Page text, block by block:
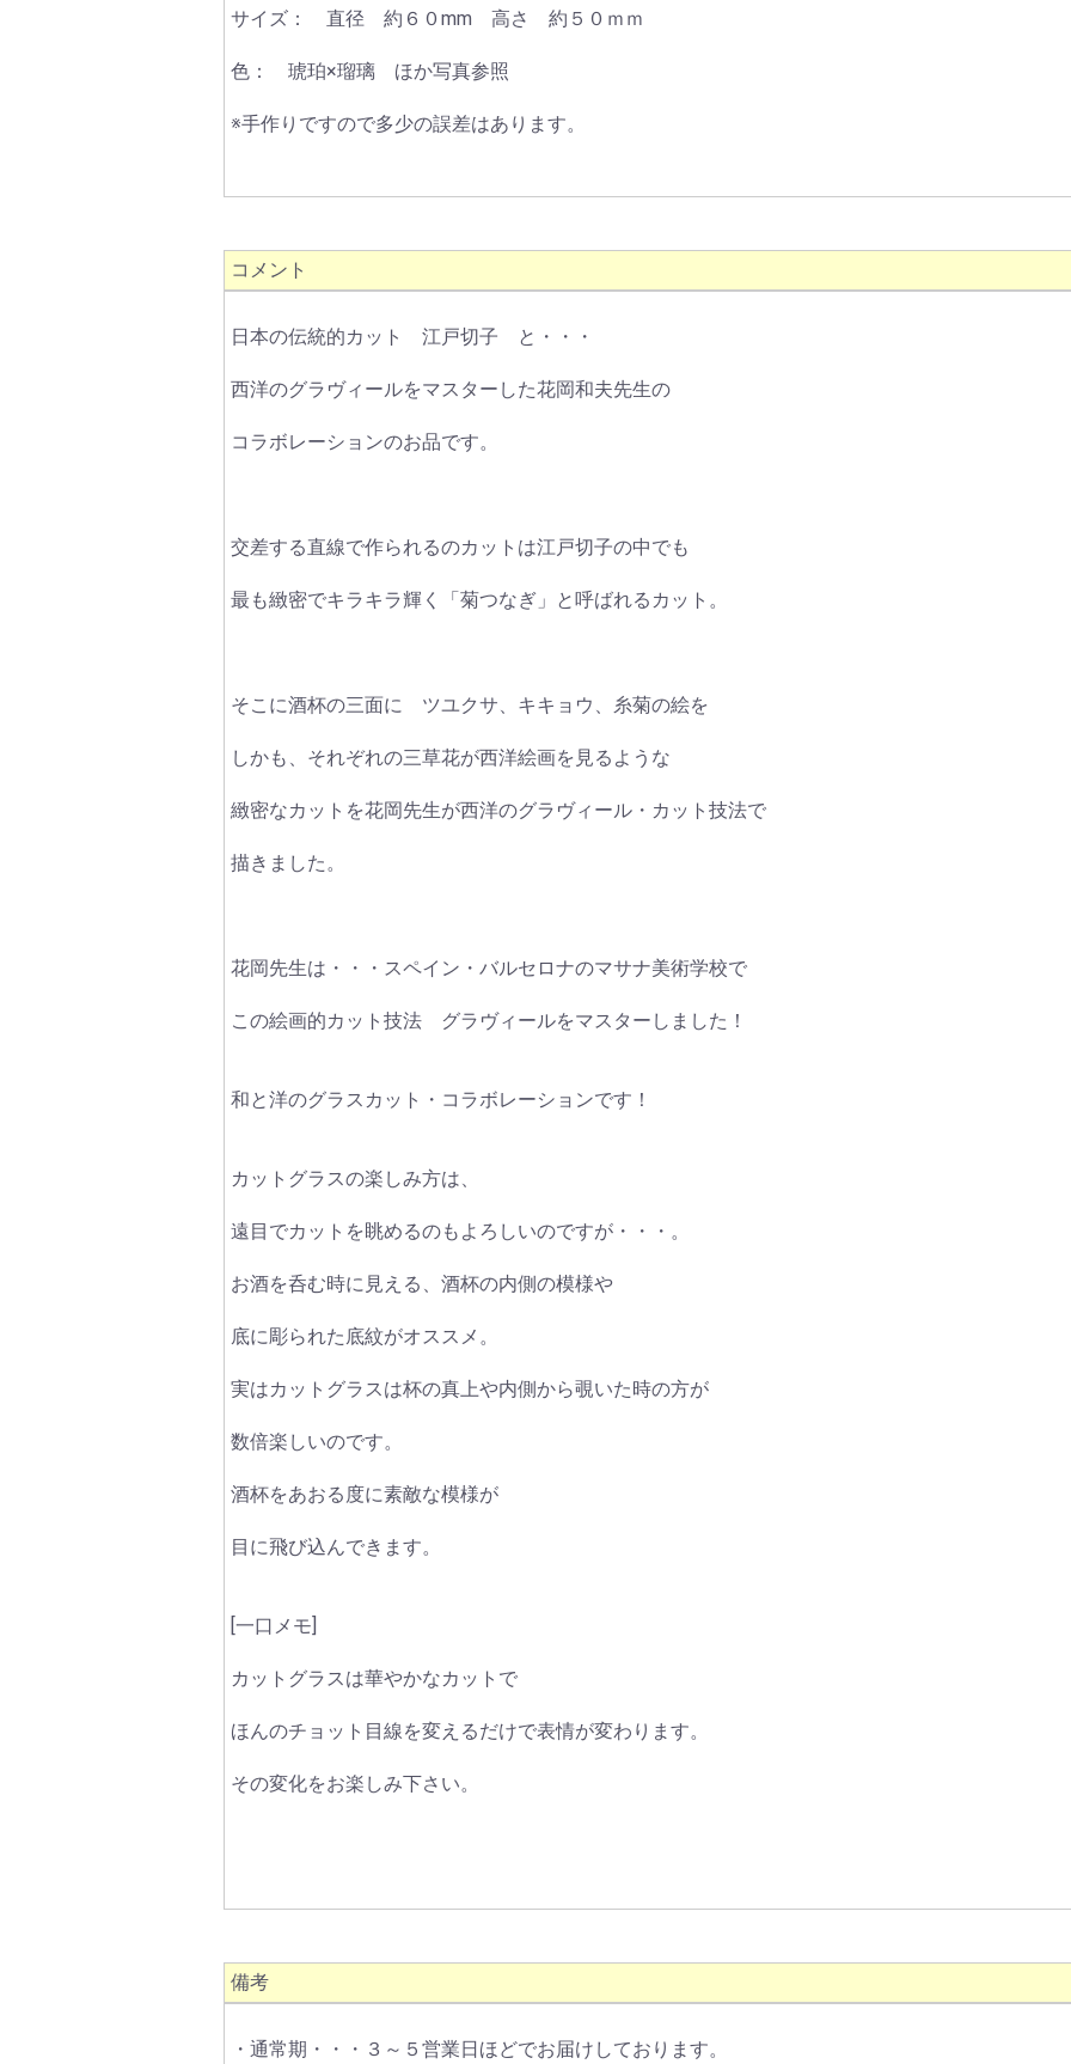
サイズ： 直径 約６０mm 高さ 約５０ｍｍ
色： 琥珀×瑠璃 ほか写真参照
※手作りですので多少の誤差はあります。
コメント
日本の伝統的カット 江戸切子 と・・・
西洋のグラヴィールをマスターした花岡和夫先生の
コラボレーションのお品です。
交差する直線で作られるのカットは江戸切子の中でも
最も緻密でキラキラ輝く「菊つなぎ」と呼ばれるカット。
そこに酒杯の三面に ツユクサ、キキョウ、糸菊の絵を
しかも、それぞれの三草花が西洋絵画を見るような
緻密なカットを花岡先生が西洋のグラヴィール・カット技法で
描きました。
花岡先生は・・・スペイン・バルセロナのマサナ美術学校で
この絵画的カット技法 グラヴィールをマスターしました！
和と洋のグラスカット・コラボレーションです！
カットグラスの楽しみ方は、
遠目でカットを眺めるのもよろしいのですが・・・。
お酒を呑む時に見える、酒杯の内側の模様や
底に彫られた底紋がオススメ。
実はカットグラスは杯の真上や内側から覗いた時の方が
数倍楽しいのです。
酒杯をあおる度に素敵な模様が
目に飛び込んできます。
[一口メモ]
カットグラスは華やかなカットで
ほんのチョット目線を変えるだけで表情が変わります。
その変化をお楽しみ下さい。
備考
・通常期・・・３～５営業日ほどでお届けしております。